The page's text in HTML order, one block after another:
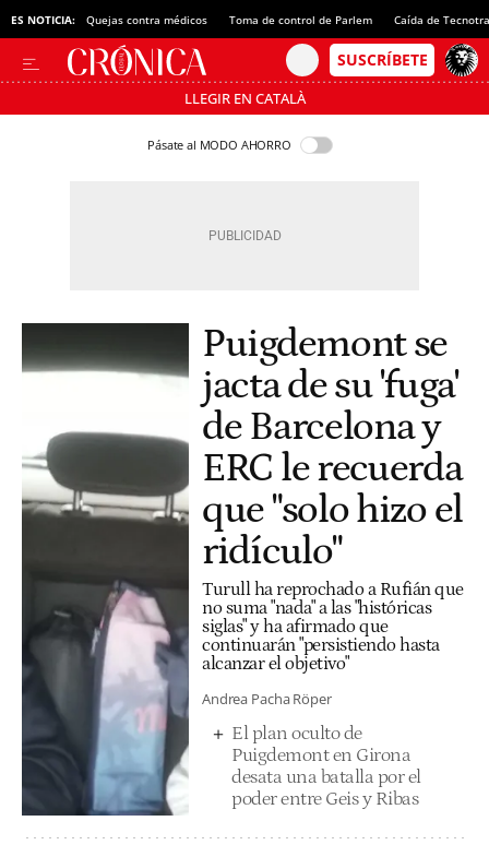
ES NOTICIA: Quejas contra médicos Toma de control de Parlem Caída de
LLEGIR EN CATALÀ
Pásate al MODO AHORRO
Puigdemont se
jacta de su 'fuga'
de Barcelona y
ERC le recuerda
que "solo hizo el
ridículo"
Turull ha reprochado a Rufián que
no suma "nada" a las "históricas
siglas" y ha afirmado que
continuarán "persistiendo hasta
alcanzar el objetivo"
Andrea Pacha Röper
El plan oculto de
Puigdemont en Girona
desata una batalla por el
poder entre Geis y Ribas